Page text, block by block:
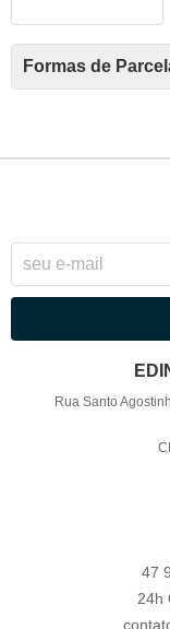
Formas de
Rua Santo
47 9
24h